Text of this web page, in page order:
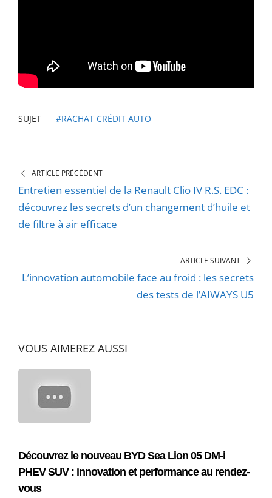
SUJET #RACHAT CRÉDIT AUTO
ARTICLE PRÉCÉDENT
Entretien essentiel de la Renault Clio IV R.S. EDC :
découvrez les secrets d’un changement d’huile et
de filtre à air efficace
ARTICLE SUIVANT
L’innovation automobile face au froid : les secrets
des tests de l’AIWAYS U5
VOUS AIMEREZ AUSSI
Découvrez le nouveau BYD Sea Lion 05 DM-i
PHEV SUV : innovation et performance au rendez-
vous